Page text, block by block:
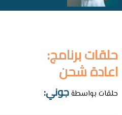
حلقات برنامج:
اعادة شحن
حلقات بواسطةجوني: